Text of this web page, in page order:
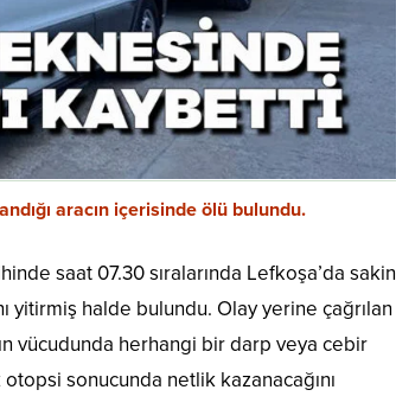
aracın içerisinde ölü bulundu.
saat 07.30 sıralarında Lefkoşa’da sakin
yitirmiş halde bulundu. Olay yerine çağrılan
vücudunda herhangi bir darp veya cebir
sonucunda netlik kazanacağını